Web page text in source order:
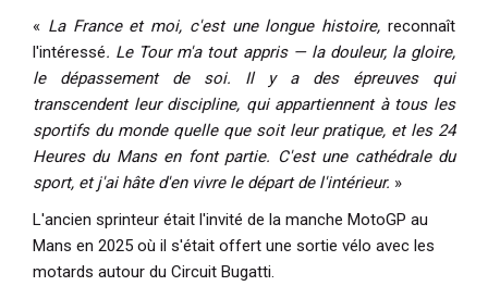
« La France et moi, c'est une longue histoire,reconnaît
l'intéressé. Le Tour m'a tout appris — la douleur, la gloire,
le dépassement de soi. Il y a des épreuves qui
transcendent leur discipline, qui appartiennent à tous les
sportifs du monde quelle que soit leur pratique, et les 24
Heures du Mans en font partie. C'est une cathédrale du
sport, et j'ai hâte d'en vivre le départ de l'intérieur. »
L'ancien sprinteur était l'invité de la manche MotoGP au
Mans en 2025 où il s'était offert une sortie vélo avec les
motards autour du Circuit Bugatti.